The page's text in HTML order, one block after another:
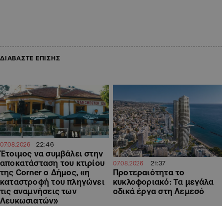
ΔΙΑΒΑΣΤΕ ΕΠΙΣΗΣ
07.08.2026 22:46
Έτοιμος να συμβάλει στην
αποκατάσταση του κτιρίου
της Corner ο Δήμος, «η
καταστροφή του πληγώνει
τις αναμνήσεις των
Λευκωσιατών»
07.08.2026 21:37
Προτεραιότητα το
κυκλοφοριακό: Τα μεγάλα
οδικά έργα στη Λεμεσό